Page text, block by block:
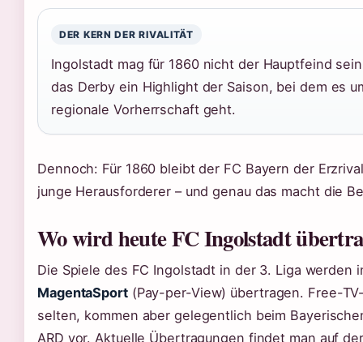
DER KERN DER RIVALITÄT
Ingolstadt mag für 1860 nicht der Hauptfeind
das Derby ein Highlight der Saison, bei dem es
regionale Vorherrschaft geht.
Dennoch: Für 1860 bleibt der FC Bayern der
junge Herausforderer – und genau das macht die
Wo wird heute FC Ingolstadt
Die Spiele des FC Ingolstadt in der 3. Liga werden
MagentaSport(Pay-per-View) übertragen. Free-
selten, kommen aber gelegentlich beim
ARD vor. Aktuelle Übertragungen findet man auf